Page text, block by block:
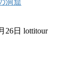
洞窟
26日 lottitour